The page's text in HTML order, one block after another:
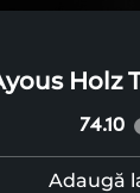
Holz
74.10
Adaugă